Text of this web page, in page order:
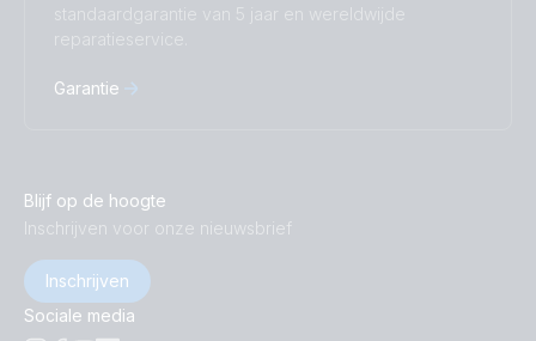
standaardgarantie van 5 jaar en wereldwijde
reparatieservice.
Garantie
Blijf op de hoogte
Inschrijven voor onze nieuwsbrief
Inschrijven
Sociale media